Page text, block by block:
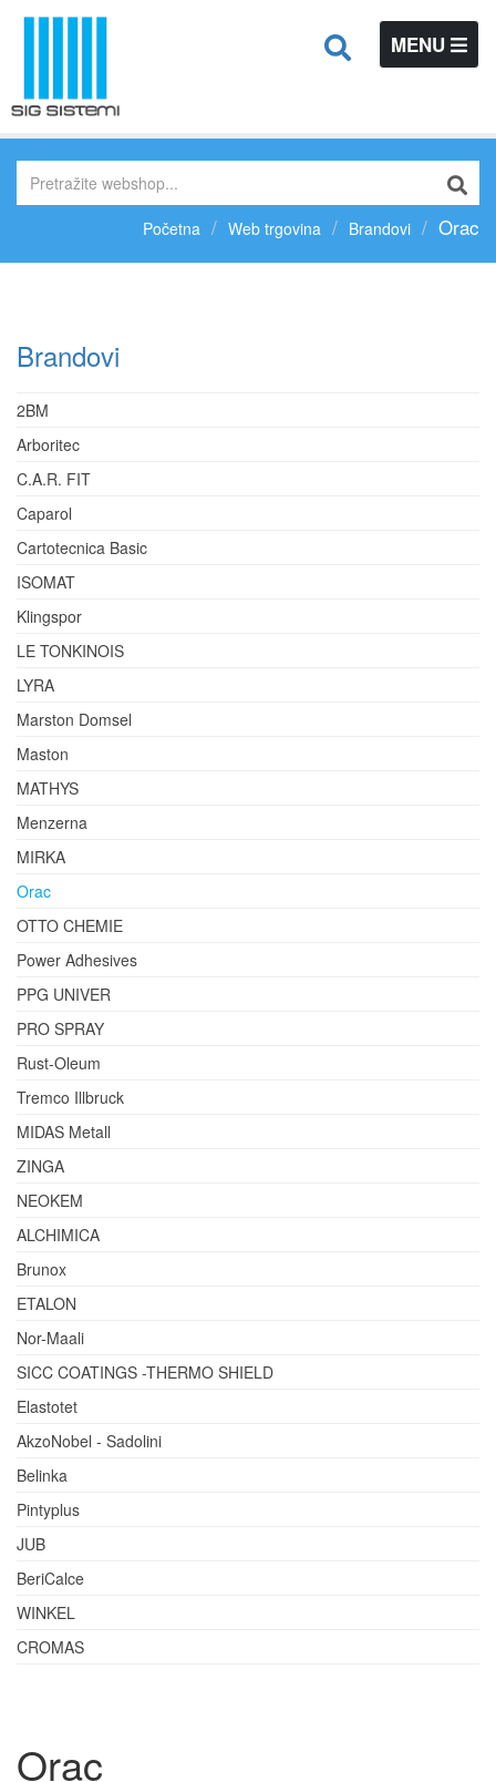
TOGGLE
MENU
Početna Web trgovina Brandovi Orac
Brandovi
2BM
Arboritec
C.A.R. FIT
Caparol
Cartotecnica Basic
ISOMAT
Klingspor
LE TONKINOIS
LYRA
Marston Domsel
Maston
MATHYS
Menzerna
MIRKA
Orac
OTTO CHEMIE
Power Adhesives
PPG UNIVER
PRO SPRAY
Rust-Oleum
Tremco Illbruck
MIDAS Metall
ZINGA
NEOKEM
ALCHIMICA
Brunox
ETALON
Nor-Maali
SICC COATINGS -THERMO SHIELD
Elastotet
AkzoNobel - Sadolini
Belinka
Pintyplus
JUB
BeriCalce
WINKEL
CROMAS
Orac